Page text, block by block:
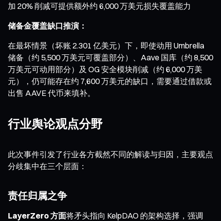
加 20% 削减可提供额外约 6,000 万美元损失覆盖能力
储备金覆盖缺口推演：
在最坏情景（坏账 2.301 亿美元）下，即使动用 Umbrella
储备（约 5,500 万美元可覆盖部分）、Aave 国库（约 8,500
万美元可动用部分）及 OG 安全模块削减（约 6,000 万美
元），仍可能存在约 7,600 万美元的缺口，需要通过借款或
出售 AAVE 代币来填补。
行业舆论观点分野
此次事件引发了行业各方截然不同的解读与归因，主要观点
分歧集中在三个层面：
责任归属之争
LayerZero 方面将矛头指向 KelpDAO 的架构选择，强调